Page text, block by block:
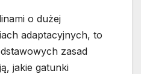
o dużej
adaptacyjnych, to
zasad
jakie gatunki